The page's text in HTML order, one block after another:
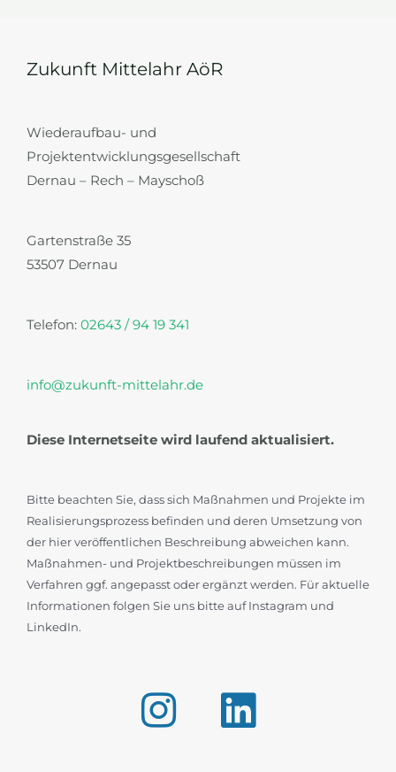
VOM
03.
Zukunft Mittelahr AöR
Wiederaufbau- und
Projektentwicklungsgesellschaft
Dernau – Rech – Mayschoß
Gartenstraße 35
53507 Dernau
Telefon: 02643 / 94 19 341
info@zukunft-mittelahr.de
Diese Internetseite wird laufend aktualisiert.
Bitte beachten Sie, dass sich Maßnahmen und Projekte im
Realisierungsprozess befinden und deren Umsetzung von
der hier veröffentlichen Beschreibung abweichen kann.
Maßnahmen- und Projektbeschreibungen müssen im
Verfahren ggf. angepasst oder ergänzt werden. Für aktuelle
Informationen folgen Sie uns bitte auf Instagram und
LinkedIn.